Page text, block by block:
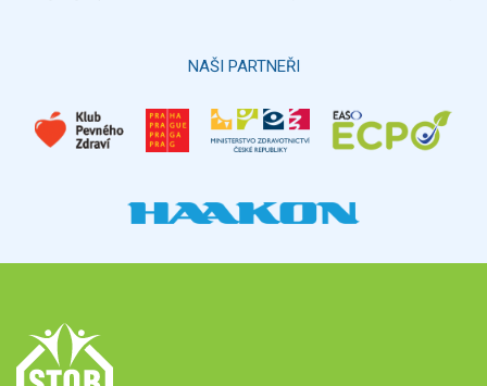
NAŠI PARTNEŘI